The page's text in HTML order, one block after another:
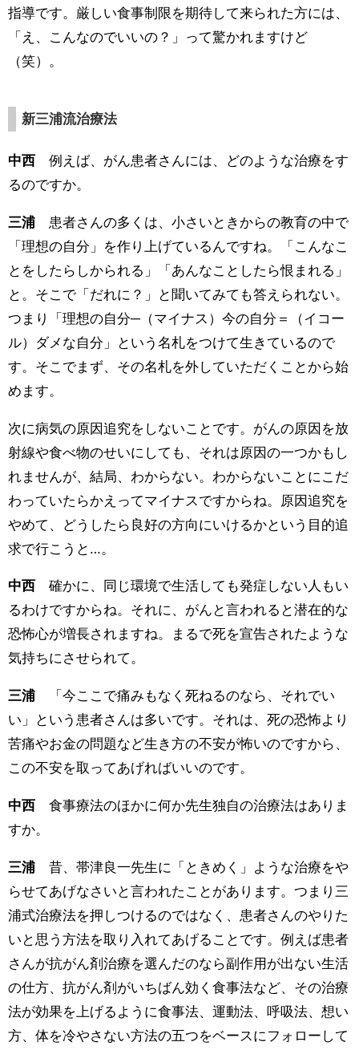
指導です。厳しい食事制限を期待して来られた方には、
「え、こんなのでいいの？」って驚かれますけど
（笑）。
新三浦流治療法
中西 例えば、がん患者さんには、どのような治療をす
るのですか。
三浦 患者さんの多くは、小さいときからの教育の中で
「理想の自分」を作り上げているんですね。「こんなこ
とをしたらしかられる」「あんなことしたら恨まれる」
と。そこで「だれに？」と聞いてみても答えられない。
つまり「理想の自分─（マイナス）今の自分＝（イコー
ル）ダメな自分」という名札をつけて生きているので
す。そこでまず、その名札を外していただくことから始
めます。
次に病気の原因追究をしないことです。がんの原因を放
射線や食べ物のせいにしても、それは原因の一つかもし
れませんが、結局、わからない。わからないことにこだ
わっていたらかえってマイナスですからね。原因追究を
やめて、どうしたら良好の方向にいけるかという目的追
求で行こうと…。
中西 確かに、同じ環境で生活しても発症しない人もい
るわけですからね。それに、がんと言われると潜在的な
恐怖心が増長されますね。まるで死を宣告されたような
気持ちにさせられて。
三浦 「今ここで痛みもなく死ねるのなら、それでい
い」という患者さんは多いです。それは、死の恐怖より
苦痛やお金の問題など生き方の不安が怖いのですから、
この不安を取ってあげればいいのです。
中西 食事療法のほかに何か先生独自の治療法はありま
すか。
三浦 昔、帯津良一先生に「ときめく」ような治療をや
らせてあげなさいと言われたことがあります。つまり三
浦式治療法を押しつけるのではなく、患者さんのやりた
いと思う方法を取り入れてあげることです。例えば患者
さんが抗がん剤治療を選んだのなら副作用が出ない生活
の仕方、抗がん剤がいちばん効く食事法など、その治療
法が効果を上げるように食事法、運動法、呼吸法、想い
方、体を冷やさない方法の五つをベースにフォローして